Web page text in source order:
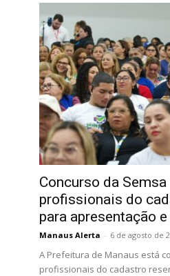
Concurso da
profissionais do
para apresentação
Manaus Alerta - 6 de agosto de
A Prefeitura de Manaus está
profissionais do cadastro